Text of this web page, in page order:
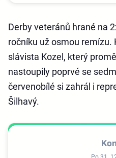
Derby veteránů hrané na
ročníku už osmou remízu.
slávista Kozel, který
nastoupily poprvé se
červenobílé si zahrál i
Šilhavý.